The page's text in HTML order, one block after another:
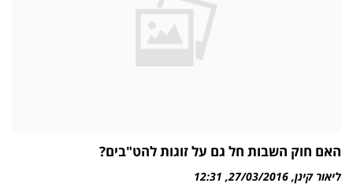
האם חוק השבות חל גם על זוגות להט"בים?
ליאור קינן 27/03/2016
12:31